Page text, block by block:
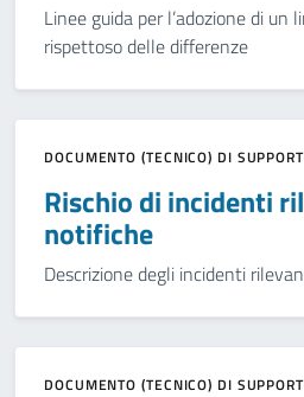
Linee guida per l’adozione di un
rispettoso delle differenze
DOCUMENTO (TECNICO) DI
Rischio di incidenti
notifiche
Descrizione degli incidenti
DOCUMENTO (TECNICO) DI